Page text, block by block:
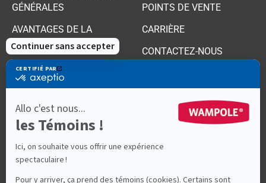
GÉNÉRALES
AVANTAGES DE LA
BOUTIQUE
PRODUITS
FAITS SUR LA SANTÉ
POINTS DE VENTE
CARRIÈRE
CONTACTEZ-NOUS